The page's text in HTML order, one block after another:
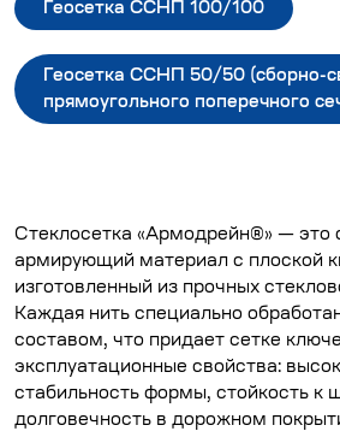
Геосетка ССНП 100/100
Геосетка ССНП 50/50 (сборно-
прямоугольного поперечного
Стеклосетка «Армодрейн®» — это
армирующий материал с плоской
изготовленный из прочных
Каждая нить специально
составом, что придает сетке
эксплуатационные свойства:
стабильность формы, стойкость к
долговечность в дорожном